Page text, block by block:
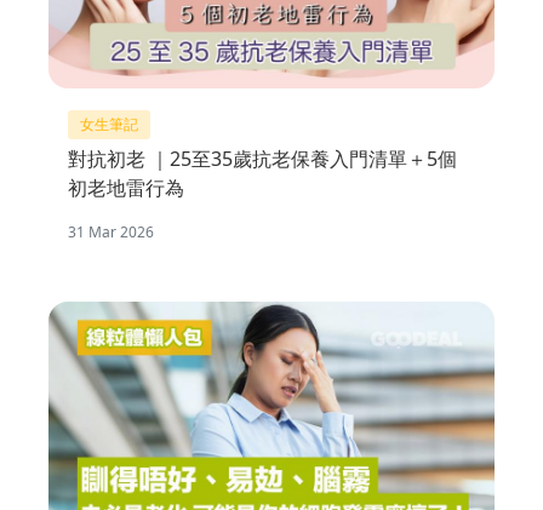
女生筆記
對抗初老 ｜25至35歲抗老保養入門清單＋5個
初老地雷行為
31 Mar 2026